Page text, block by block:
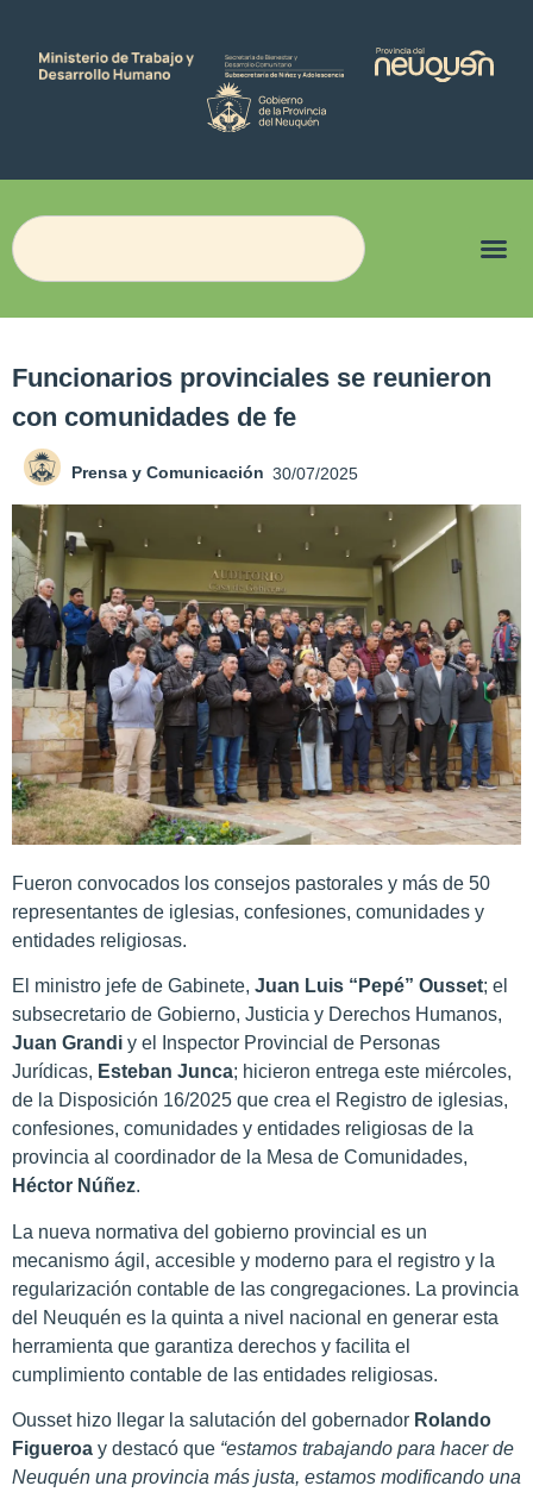
Funcionarios provinciales se reunieron
con comunidades de fe
Prensa y Comunicación 30/07/2025
Fueron convocados los consejos pastorales y más de 50
representantes de iglesias, confesiones, comunidades y
entidades religiosas.
El ministro jefe de Gabinete, Juan Luis “Pepé” Ousset; el
subsecretario de Gobierno, Justicia y Derechos Humanos,
Juan Grandi y el Inspector Provincial de Personas
Jurídicas, Esteban Junca; hicieron entrega este miércoles,
de la Disposición 16/2025 que crea el Registro de iglesias,
confesiones, comunidades y entidades religiosas de la
provincia al coordinador de la Mesa de Comunidades,
Héctor Núñez.
La nueva normativa del gobierno provincial es un
mecanismo ágil, accesible y moderno para el registro y la
regularización contable de las congregaciones. La provincia
del Neuquén es la quinta a nivel nacional en generar esta
herramienta que garantiza derechos y facilita el
cumplimiento contable de las entidades religiosas.
Ousset hizo llegar la salutación del gobernador Rolando
Figueroa y destacó que “estamos trabajando para hacer de
Neuquén una provincia más justa, estamos modificando una